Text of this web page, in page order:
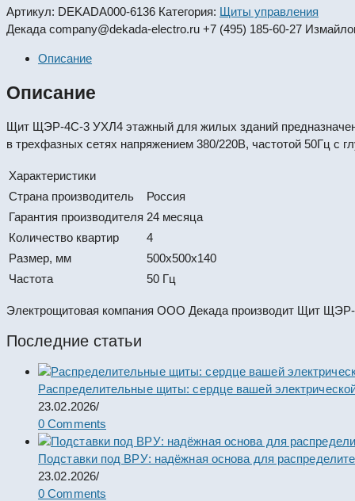
Артикул: DEKADA000-6136 Категория: Щиты управления
Декада company@dekada-electro.ru +7 (495) 185-60-27
Описание
Описание
Щит ЩЭР-4С-3 УХЛ4 этажный для жилых зданий предназначен
в трехфазных сетях напряжением 380/220В, частотой 50Гц с
Характеристики
Страна производитель
Россия
Гарантия производителя 24 месяца
Количество квартир
4
Размер, мм
500x500x140
Частота
50 Гц
Электрощитовая компания ООО Декада производит Щит
Последние статьи
Распределительные щиты: сердце вашей
23.02.2026/
0 Comments
Подставки под ВРУ: надёжная основа для
23.02.2026/
0 Comments